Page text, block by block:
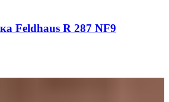
Feldhaus R 287 NF9